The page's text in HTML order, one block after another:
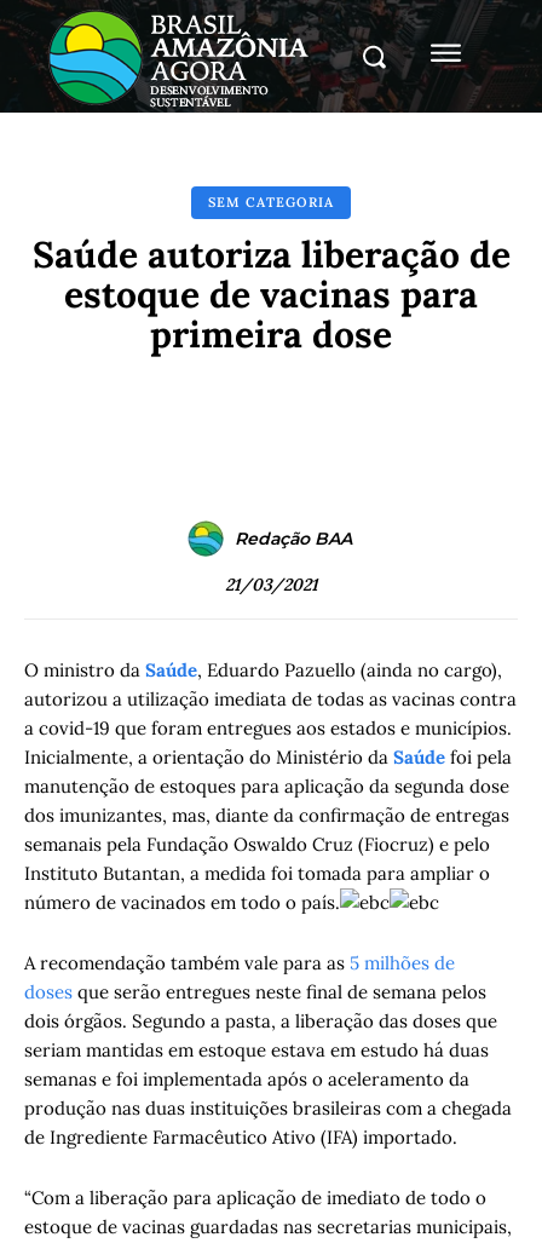
SEM CATEGORIA
Saúde autoriza liberação de
estoque de vacinas para
primeira dose
Redação BAA
21/03/2021
O ministro da Saúde, Eduardo Pazuello (ainda no cargo),
autorizou a utilização imediata de todas as vacinas contra
a covid-19 que foram entregues aos estados e municípios.
Inicialmente, a orientação do Ministério da Saúde foi pela
manutenção de estoques para aplicação da segunda dose
dos imunizantes, mas, diante da confirmação de entregas
semanais pela Fundação Oswaldo Cruz (Fiocruz) e pelo
Instituto Butantan, a medida foi tomada para ampliar o
número de vacinados em todo o país.
A recomendação também vale para as 5 milhões de
doses que serão entregues neste final de semana pelos
dois órgãos. Segundo a pasta, a liberação das doses que
seriam mantidas em estoque estava em estudo há duas
semanas e foi implementada após o aceleramento da
produção nas duas instituições brasileiras com a chegada
de Ingrediente Farmacêutico Ativo (IFA) importado.
“Com a liberação para aplicação de imediato de todo o
estoque de vacinas guardadas nas secretarias municipais,